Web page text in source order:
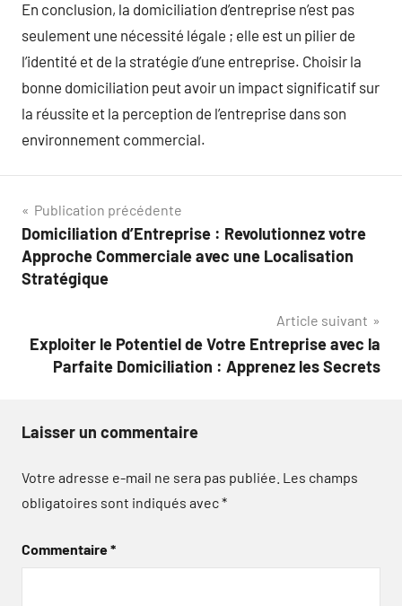
En conclusion, la domiciliation d’entreprise n’est pas
seulement une nécessité légale ; elle est un pilier de
l’identité et de la stratégie d’une entreprise. Choisir la
bonne domiciliation peut avoir un impact significatif sur
la réussite et la perception de l’entreprise dans son
environnement commercial.
Navigation
de
l’article
Publication précédente
Domiciliation d’Entreprise : Revolutionnez votre
Approche Commerciale avec une Localisation
Stratégique
Article suivant
Exploiter le Potentiel de Votre Entreprise avec la
Parfaite Domiciliation : Apprenez les Secrets
Laisser un commentaire
Votre adresse e-mail ne sera pas publiée. Les champs
obligatoires sont indiqués avec*
Commentaire*